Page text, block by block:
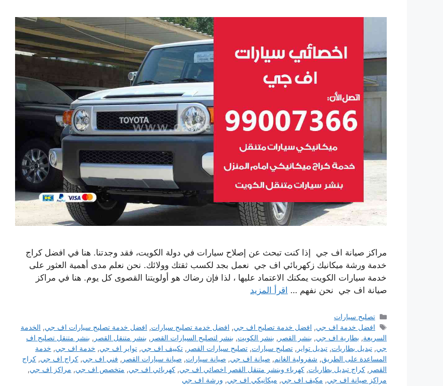
مراكز صيانة اف جي إذا كنت تبحث عن إصلاح سيارات في دولة الكويت، فقد وجدتنا. هنا في افضل كراج
خدمة ورشة ميكانيك زكهربائي اف جي نعمل بجد لكسب ثقتك وولائك. نحن نعلم مدى أهمية العثور على
خدمة سيارات الكويت يمكنك الاعتماد عليها ، لذا فإن رضاك ​​هو أولويتنا القصوى كل يوم. هنا في مراكز
صيانة اف جي نحن نفهم … اقرأ المزيد
التصنيفات
تصليح سيارات
الوسوم
افضل خدمة اف جي, افضل خدمة تصليح اف جي, افضل خدمة تصليح سيارات, افضل خدمة تصليح سيارات اف جي, الخدمة
السريعة, بطارية اف جي, بنشر القصر , بنشر الكويت, بنشر لتصليح السيارات القصر , بنشر متنقل القصر , بنشر متنقل تصليح اف
جي, تبديل بطاريات, تبديل تواير , تصليح سيارات, تصليح سيارات القصر , تكييف اف جي, تواير اف جي, خدمة اف جي, خدمة
المساعدة على الطريق, شفرولية الغانم, صيانة اف جي, صيانة سيارات, صيانة سيارات القصر , فني اف جي, كراج اف جي, كراج
القصر , كراج تبديل بطاريات, كهرباء وبنشر متنقل القصر اخصائي اف جي, كهربائي اف جي, متخصص اف جي, مراكز اف جي,
مراكز صيانة اف جي, مكيف اف جي, ميكانيكي اف جي, ورشة اف جي